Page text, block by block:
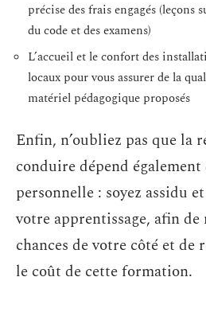
précise des frais engagés (leçons
du code et des examens)
L’accueil et le confort des
locaux pour vous assurer de la
matériel pédagogique proposés
Enfin, n’oubliez pas que la
conduire dépend
personnelle : soyez assidu
votre apprentissage, afin
chances de votre côté et
le coût de cette formation.